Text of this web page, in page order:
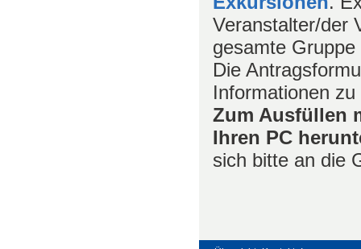
Veranstalter/der
gesamte
Die
Informationen
Zum Ausfüllen
Ihren PC
sich bitte an die